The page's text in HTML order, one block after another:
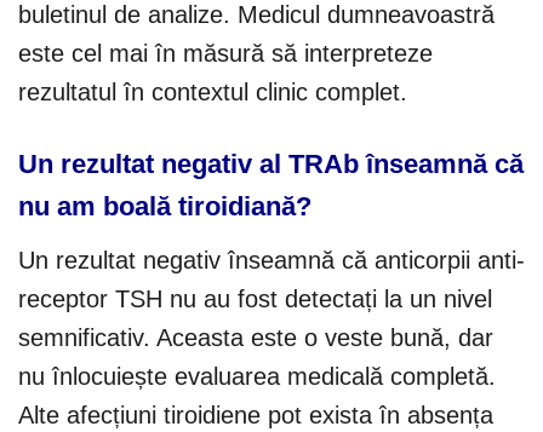
buletinul de analize. Medicul dumneavoastră
este cel mai în măsură să interpreteze
rezultatul în contextul clinic complet.
Un rezultat negativ al TRAb înseamnă că
nu am boală tiroidiană?
Un rezultat negativ înseamnă că anticorpii anti-
receptor TSH nu au fost detectați la un nivel
semnificativ. Aceasta este o veste bună, dar
nu înlocuiește evaluarea medicală completă.
Alte afecțiuni tiroidiene pot exista în absența